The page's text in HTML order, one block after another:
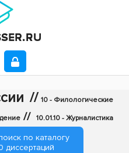
// 10 - Филологические
// 10.01.10 - Журналистика
по каталогу